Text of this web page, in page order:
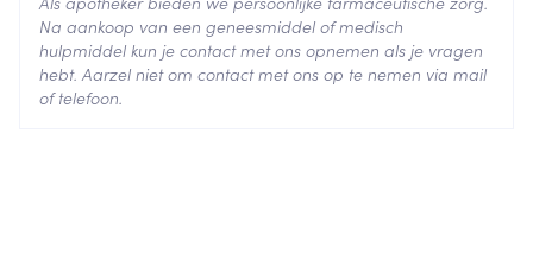
Na aankoop van een geneesmiddel of medisch
hulpmiddel kun je contact met ons opnemen als je vragen
hebt. Aarzel niet om contact met ons op te nemen via mail
of telefoon.